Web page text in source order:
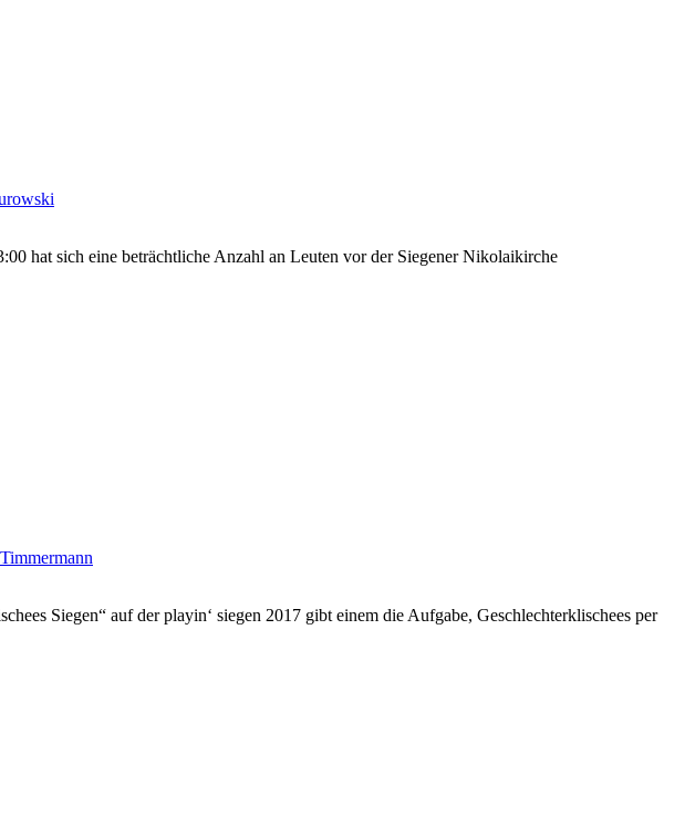
hat sich eine beträchtliche Anzahl an Leuten vor der Siegener Nikolaikirche
Siegen“ auf der playin‘ siegen 2017 gibt einem die Aufgabe, Geschlechterklischees per